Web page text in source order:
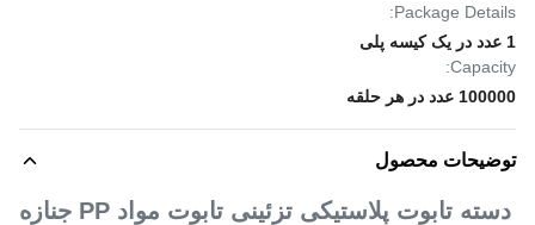
Package Details:
1 عدد در یک کیسه پلی
Capacity:
100000 عدد در هر حلقه
توضیحات محصول
دسته تابوت پلاستیکی تزئینی تابوت مواد PP جنازه